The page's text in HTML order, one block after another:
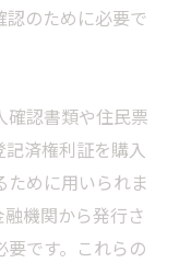
のために必要で
確認書類や住民票
済権利証を購入
ために用いられま
機関から発行さ
です。これらの